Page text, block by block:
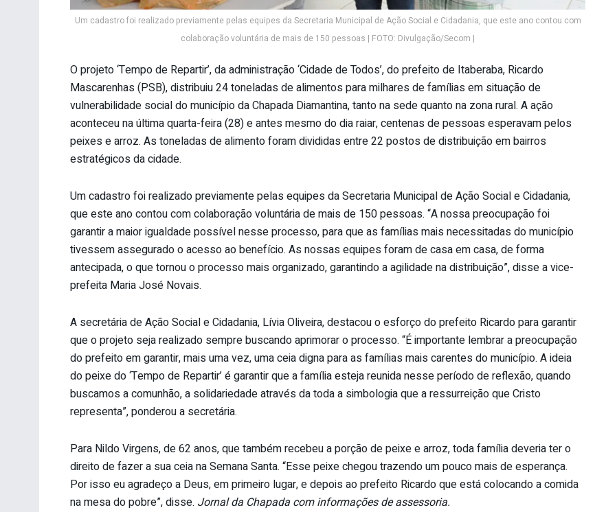
Um cadastro foi realizado previamente pelas equipes da Secretaria Municipal de Ação Social e Cidadania, que este ano contou com
colaboração voluntária de mais de 150 pessoas | FOTO: Divulgação/Secom |
O projeto ‘Tempo de Repartir’, da administração ‘Cidade de Todos’, do prefeito de Itaberaba, Ricardo
Mascarenhas (PSB), distribuiu 24 toneladas de alimentos para milhares de famílias em situação de
vulnerabilidade social do município da Chapada Diamantina, tanto na sede quanto na zona rural. A ação
aconteceu na última quarta-feira (28) e antes mesmo do dia raiar, centenas de pessoas esperavam pelos
peixes e arroz. As toneladas de alimento foram divididas entre 22 postos de distribuição em bairros
estratégicos da cidade.
Um cadastro foi realizado previamente pelas equipes da Secretaria Municipal de Ação Social e Cidadania,
que este ano contou com colaboração voluntária de mais de 150 pessoas. “A nossa preocupação foi
garantir a maior igualdade possível nesse processo, para que as famílias mais necessitadas do município
tivessem assegurado o acesso ao benefício. As nossas equipes foram de casa em casa, de forma
antecipada, o que tornou o processo mais organizado, garantindo a agilidade na distribuição”, disse a vice-
prefeita Maria José Novais.
A secretária de Ação Social e Cidadania, Lívia Oliveira, destacou o esforço do prefeito Ricardo para garantir
que o projeto seja realizado sempre buscando aprimorar o processo. “É importante lembrar a preocupação
do prefeito em garantir, mais uma vez, uma ceia digna para as famílias mais carentes do município. A ideia
do peixe do ‘Tempo de Repartir’ é garantir que a família esteja reunida nesse período de reflexão, quando
buscamos a comunhão, a solidariedade através da toda a simbologia que a ressurreição que Cristo
representa”, ponderou a secretária.
Para Nildo Virgens, de 62 anos, que também recebeu a porção de peixe e arroz, toda família deveria ter o
direito de fazer a sua ceia na Semana Santa. “Esse peixe chegou trazendo um pouco mais de esperança.
Por isso eu agradeço a Deus, em primeiro lugar, e depois ao prefeito Ricardo que está colocando a comida
na mesa do pobre”, disse. Jornal da Chapada com informações de assessoria.